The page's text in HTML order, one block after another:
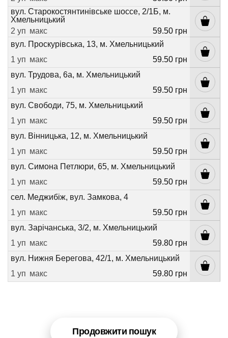
вул. Старокостянтинівське шоссе, 2/1Б, м.
Хмельницький
2 уп макс
59.50 грн
вул. Проскурівська, 13, м. Хмельницький
1 уп макс
59.50 грн
вул. Трудова, 6а, м. Хмельницький
1 уп макс
59.50 грн
вул. Свободи, 75, м. Хмельницький
1 уп макс
59.50 грн
вул. Вінницька, 12, м. Хмельницький
1 уп макс
59.50 грн
вул. Симона Петлюри, 65, м. Хмельницький
1 уп макс
59.50 грн
сел. Меджибіж, вул. Замкова, 4
1 уп макс
59.50 грн
вул. Зарічанська, 3/2, м. Хмельницький
1 уп макс
59.80 грн
вул. Нижня Берегова, 42/1, м. Хмельницький
1 уп макс 59.80 грн
Продовжити пошук